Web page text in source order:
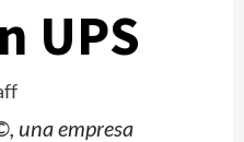
UPS
una empresa